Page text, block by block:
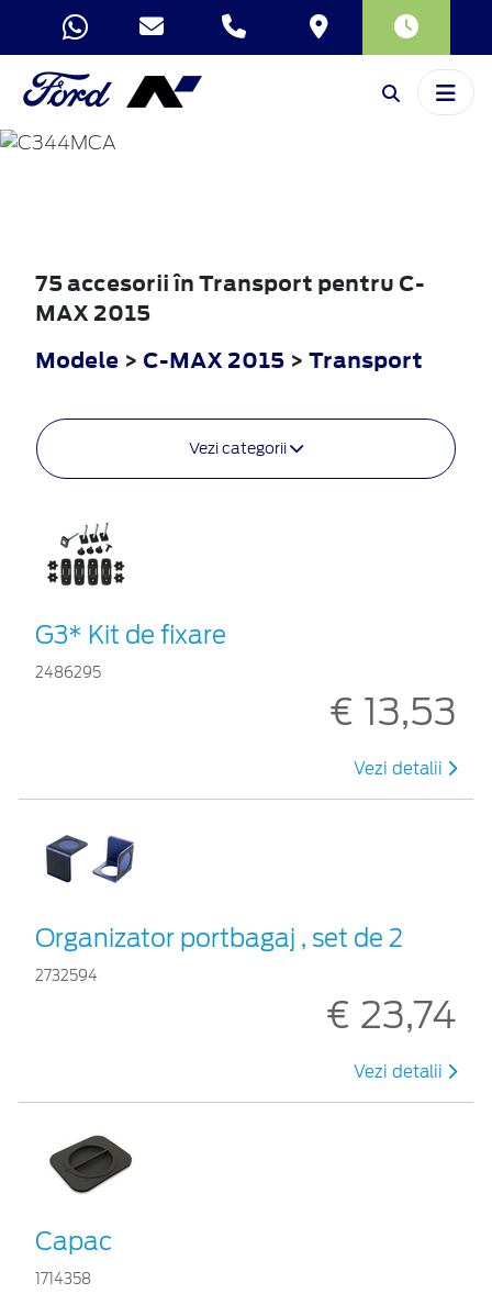
C-MAX
75 accesorii în Transport pentru C-
MAX 2015
Modele > C-MAX 2015 > Transport
Vezi categorii
G3* Kit de fixare
2486295
€ 13,53
Vezi detalii
Organizator portbagaj , set de 2
2732594
€ 23,74
Vezi detalii
Capac
1714358